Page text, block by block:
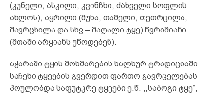
(კუნელი, ასკილი, კვინჩხი, ძახველი სოფლის
ახლოს), აყრილი (მუხა, თამელი, თეთრცილა,
შავრცხილა და სხვ – მაღალი ტყე) წვრიმიანი
(მთაში არყიანს უწოდებენ).
აჭარაში ტყის მოხმარების ხალხურ ტრადიციაში
საჩეხი ტყეების გვერდით ფართო გავრცელებას
პოულობდა საფუტკრე ტყეები ე.წ. ,,საბოგი ტყე”,